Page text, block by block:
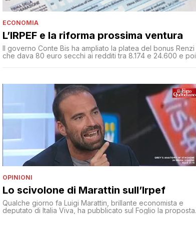
ECONOMIA
L’IRPEF e la riforma prossima ventura
Il governo Conte Bis ha ampliato la platea del bonus Renzi
che dava 80 euro secchi ai redditi tra 8.174 e 24.600 e poi
Che però sarà difficile da attuare
OPINIONI
Lo scivolone di Marattin sull’Irpef
Qualche giorno fa Luigi Marattin, brillante economista e
deputato di Italia Viva, ha pubblicato sul Foglio la proposta